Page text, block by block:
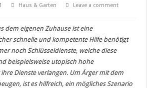
Haus & Garten
Leave a comment
dem eigenen Zuhause ist eine
schnelle und kompetente Hilfe benötigt
noch Schlüsseldienste, welche diese
beispielsweise utopisch hohe
Dienste verlangen. Um Ärger mit dem
ist es hilfreich, ein mögliches Szenario